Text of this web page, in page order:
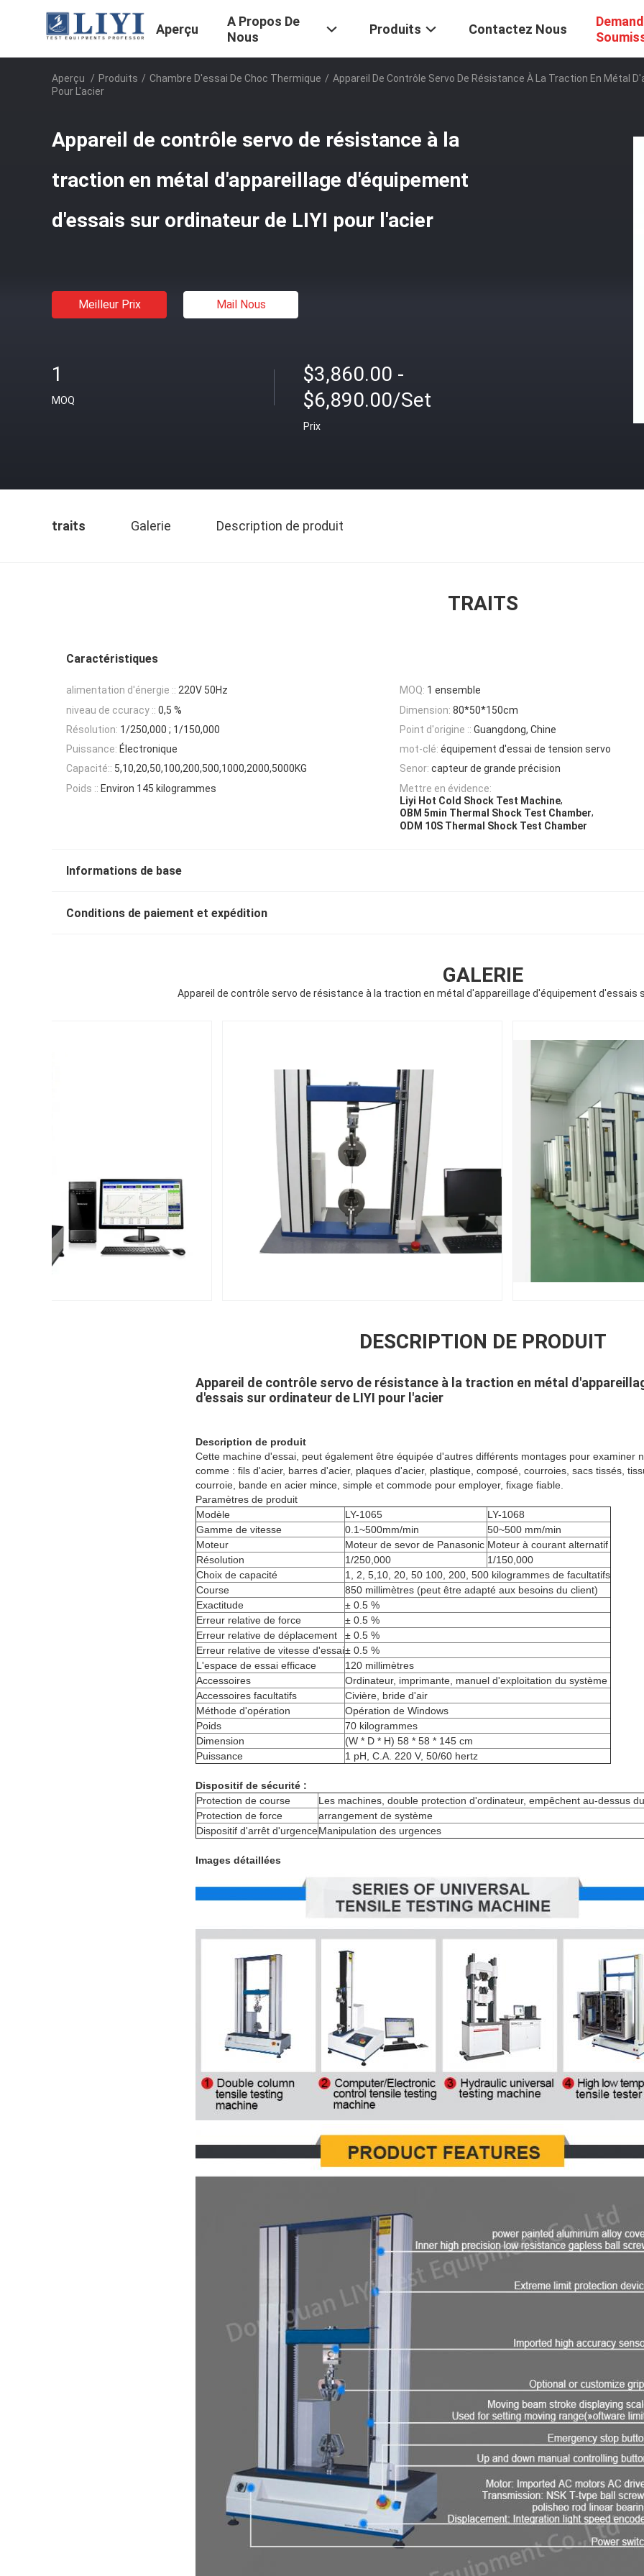
Aperçu
A Propos De
Nous
Produits Contactez Nous
Aperçu / Produits / Chambre D'essai De Choc Thermique / Appareil De Contrôle Servo De Résistance À La Traction En Métal
Pour L'acier
Appareil de contrôle servo de résistance à la
traction en métal d'appareillage d'équipement
d'essais sur ordinateur de LIYI pour l'acier
Meilleur Prix Mail Nous
1
MOQ
$3,860.00 -
$6,890.00/Set
Prix
traits Galerie Description de produit
TRAITS
Caractéristiques
alimentation d'énergie :: 220V 50Hz MOQ: 1 ensemble
niveau de ccuracy :: 0,5 % Dimension: 80*50*150cm
Résolution: 1/250,000 ; 1/150,000 Point d'origine :: Guangdong, Chine
Puissance: Électronique mot-clé: équipement d'essai de tension servo
Capacité:: 5,10,20,50,100,200,500,1000,2000,5000KG Senor: capteur de grande précision
Poids :: Environ 145 kilogrammes
Mettre en évidence:
Liyi Hot Cold Shock Test Machine,
OBM 5min Thermal Shock Test Chamber,
ODM 10S Thermal Shock Test Chamber
Informations de base
Conditions de paiement et expédition
GALERIE
Appareil de contrôle servo de résistance à la traction en métal d'appareillage d'équipement d'essais
DESCRIPTION DE PRODUIT
Appareil de contrôle servo de résistance à la traction en métal
d'essais sur ordinateur de LIYI pour l'acier
Description de produit
Cette machine d'essai, peut également être équipée d'autres différents montages pour examiner
comme : fils d'acier, barres d'acier, plaques d'acier, plastique, composé, courroies, sacs tissés,
courroie, bande en acier mince, simple et commode pour employer, fixage fiable.
Paramètres de produit
Modèle
LY-1065
LY-1068
Gamme de vitesse
0.1~500mm/min
50~500 mm/min
Moteur
Moteur de sevor de Panasonic Moteur à courant alternatif
Résolution
1/250,000
1/150,000
Choix de capacité
1, 2, 5,10, 20, 50 100, 200, 500 kilogrammes de facultatifs
Course
850 millimètres (peut être adapté aux besoins du client)
Exactitude
± 0.5 %
Erreur relative de force
± 0.5 %
Erreur relative de déplacement
± 0.5 %
Erreur relative de vitesse d'essai± 0.5 %
L'espace de essai efficace
120 millimètres
Accessoires
Ordinateur, imprimante, manuel d'exploitation du système
Accessoires facultatifs
Civière, bride d'air
Méthode d'opération
Opération de Windows
Poids
70 kilogrammes
Dimension
(W * D * H) 58 * 58 * 145 cm
Puissance
1 pH, C.A. 220 V, 50/60 hertz
Dispositif de sécurité :
Protection de course
Les machines, double protection d'ordinateur, empêchent au-dessus
Protection de force
arrangement de système
Dispositif d'arrêt d'urgenceManipulation des urgences
Images détaillées